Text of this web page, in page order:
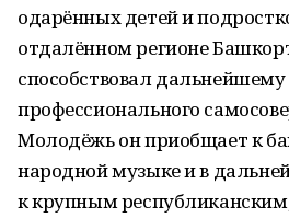
одарённых детей и
отдалённом регионе
способствовал
профессионального
Молодёжь он приобщает к
народной музыке и в
к крупным